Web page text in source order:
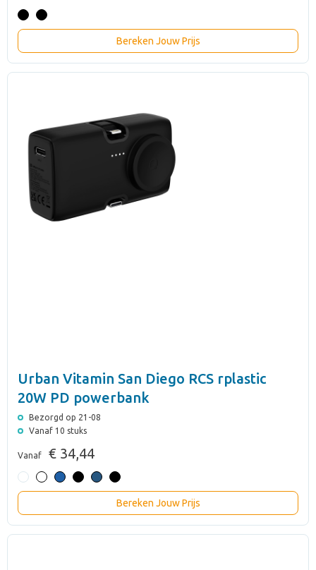
Bereken Jouw Prijs
Urban Vitamin San Diego RCS rplastic
20W PD powerbank
Bezorgd op 21-08
Vanaf 10 stuks
Vanaf € 34,44
Bereken Jouw Prijs